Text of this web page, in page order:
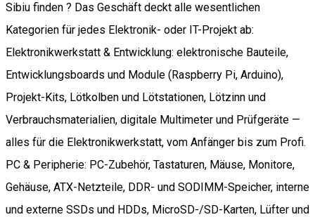
Sibiu finden ? Das Geschäft deckt alle wesentlichen
Kategorien für jedes Elektronik- oder IT-Projekt ab:
Elektronikwerkstatt & Entwicklung: elektronische Bauteile,
Entwicklungsboards und Module (Raspberry Pi, Arduino),
Projekt-Kits, Lötkolben und Lötstationen, Lötzinn und
Verbrauchsmaterialien, digitale Multimeter und Prüfgeräte —
alles für die Elektronikwerkstatt, vom Anfänger bis zum Profi.
PC & Peripherie: PC-Zubehör, Tastaturen, Mäuse, Monitore,
Gehäuse, ATX-Netzteile, DDR- und SODIMM-Speicher, interne
und externe SSDs und HDDs, MicroSD-/SD-Karten, Lüfter und